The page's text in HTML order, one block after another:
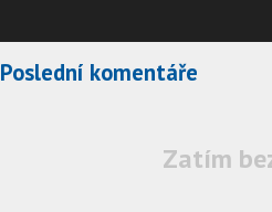
Poslední komentáře
Zatím